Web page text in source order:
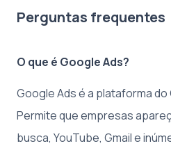
Perguntas frequentes
O que é Google Ads?
Google Ads é a plataforma
Permite que empresas
busca, YouTube, Gmail e